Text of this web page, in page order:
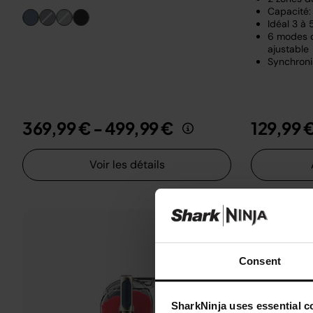
Consent
SharkNinja uses essential
369,99 € - 499,99 €
Voir les détails
Idéal 3 à
6 modes
ajustable
129,99